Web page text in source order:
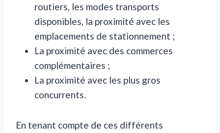
routiers, les modes transports
disponibles, la proximité avec les
emplacements de stationnement ;
La proximité avec des commerces
complémentaires ;
La proximité avec les plus gros
concurrents.
En tenant compte de ces différents